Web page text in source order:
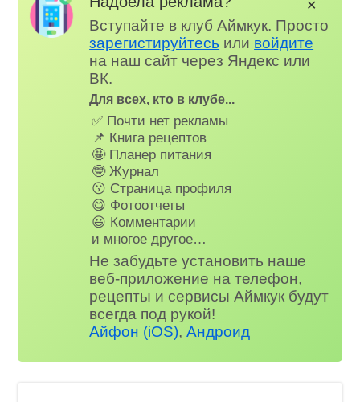
Вступайте в клуб Аймкук. Просто
зарегистируйтесь или войдите
на наш сайт через Яндекс или
ВК.
Для всех, кто в клубе...
✅ Почти нет рекламы
📌 Книга рецептов
🤩 Планер питания
🤓 Журнал
😗 Страница профиля
😋 Фотоотчеты
😃 Комментарии
и многое другое…
Не забудьте установить наше
веб-приложение на телефон,
рецепты и сервисы Аймкук будут
всегда под рукой!
Айфон (iOS),Андроид
✕